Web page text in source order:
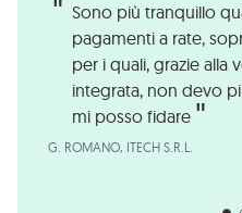
Sono più tranquillo
pagamenti a rate,
per i quali, grazie alla
integrata, non devo
mi posso fidare
G. ROMANO, ITECH S.R.L.